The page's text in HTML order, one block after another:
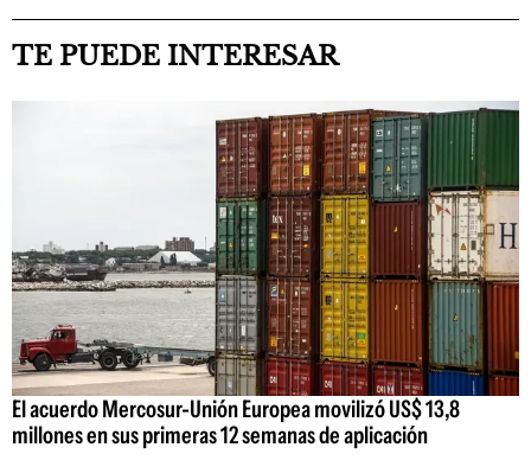
TE PUEDE INTERESAR
El acuerdo Mercosur-Unión Europea movilizó US$ 13,8
millones en sus primeras 12 semanas de aplicación